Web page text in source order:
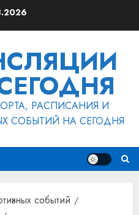
РАСПИСАНИЯ И
СОБЫТИЙ НА СЕГОДНЯ
событий